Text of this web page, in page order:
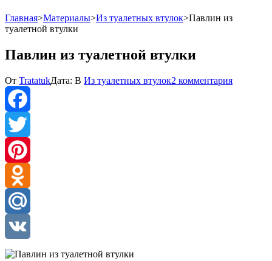
Главная>Материалы>Из туалетных втулок>Павлин из
туалетной втулки
Павлин из туалетной втулки
От TratatukДата: В Из туалетных втулок2 комментарияк
Facebook
Twitter
Pinterest
Odnoklassniki
Mail.Ru
VK